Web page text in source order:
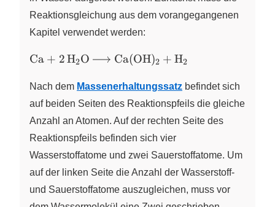
Reaktionsgleichung aus dem vorangegangenen
Kapitel verwendet werden:
\ce{Ca
->
Ca(OH)2
+ H2}
Ca + 2HX
2O Ca(OH)X
2 + HX
2
Nach dem Massenerhaltungssatz befindet sich
auf beiden Seiten des Reaktionspfeils die gleiche
Anzahl an Atomen. Auf der rechten Seite des
Reaktionspfeils befinden sich vier
Wasserstoffatome und zwei Sauerstoffatome. Um
auf der linken Seite die Anzahl der Wasserstoff-
und Sauerstoffatome auszugleichen, muss vor